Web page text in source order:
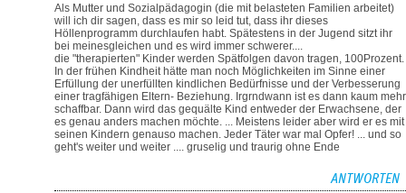
Als Mutter und Sozialpädagogin (die mit belasteten Familien arbeitet)
will ich dir sagen, dass es mir so leid tut, dass ihr dieses
Höllenprogramm durchlaufen habt. Spätestens in der Jugend sitzt ihr
bei meinesgleichen und es wird immer schwerer....
die "therapierten" Kinder werden Spätfolgen davon tragen, 100Prozent.
In der frühen Kindheit hätte man noch Möglichkeiten im Sinne einer
Erfüllung der unerfüllten kindlichen Bedürfnisse und der Verbesserung
einer tragfähigen Eltern- Beziehung. Irgrndwann ist es dann kaum mehr
schaffbar. Dann wird das gequälte Kind entweder der Erwachsene, der
es genau anders machen möchte. ... Meistens leider aber wird er es mit
seinen Kindern genauso machen. Jeder Täter war mal Opfer! ... und so
geht's weiter und weiter .... gruselig und traurig ohne Ende
ANTWORTEN